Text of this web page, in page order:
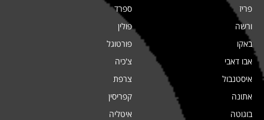
פריז
ורשה
באקו
אבו דאבי
איסטנבול
אתונה
בוגוטה
ספרד
פולין
פורטוגל
צ'כיה
צרפת
קפריסין
איטליה